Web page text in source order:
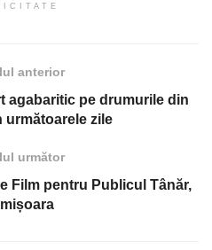
anterior
agabaritic pe drumurile din
următoarele zile
următor
Film pentru Publicul Tânăr,